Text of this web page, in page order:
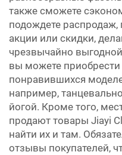
также сможете
подождете распродаж,
акции или скидки,
чрезвычайно
вы можете приобрести
понравившихся
например,
йогой. Кроме того,
продают товары Jiayi
найти их и там.
отзывы покупателей,